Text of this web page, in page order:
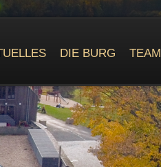
DIE BURG TEAM